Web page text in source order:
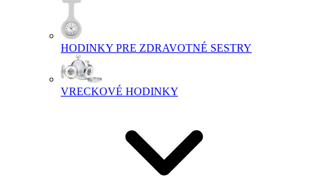
HODINKY PRE ZDRAVOTNÉ SESTRY
VRECKOVÉ HODINKY